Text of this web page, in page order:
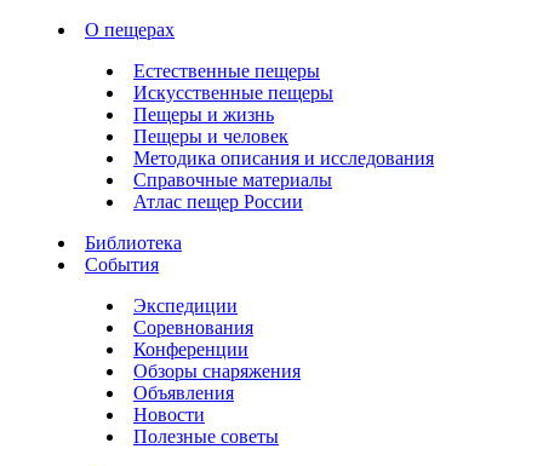
О пещерах
Естественные пещеры
Искусственные пещеры
Пещеры и жизнь
Пещеры и человек
Методика описания и исследования
Справочные материалы
Атлас пещер России
Библиотека
События
Экспедиции
Соревнования
Конференции
Обзоры снаряжения
Объявления
Новости
Полезные советы